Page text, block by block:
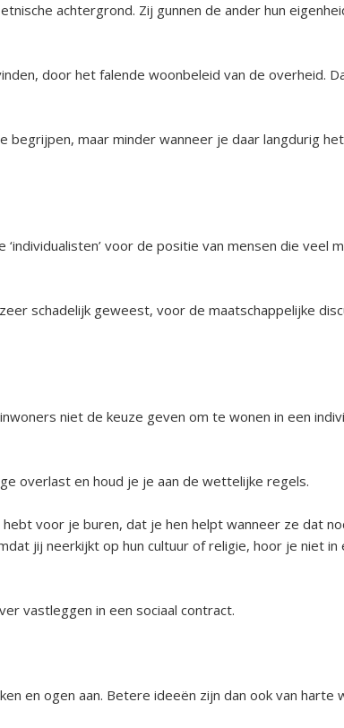
achtergrond. Zij gunnen de ander hun
door het falende woonbeleid van de overheid.
begrijpen, maar minder wanneer je daar langdurig
voor de positie van mensen die veel
zeer schadelijk geweest, voor de maatschappelijke
niet de keuze geven om te wonen in een
overlast en houd je je aan de wettelijke regels.
voor je buren, dat je hen helpt wanneer ze dat
jij neerkijkt op hun cultuur of religie, hoor je niet in
vastleggen in een sociaal contract.
en ogen aan. Betere ideeën zijn dan ook van harte